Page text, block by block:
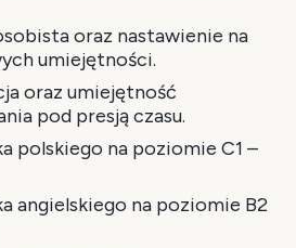
oraz nastawienie na
umiejętności.
oraz umiejętność
pod presją czasu.
polskiego na poziomie C1 –
angielskiego na poziomie B2